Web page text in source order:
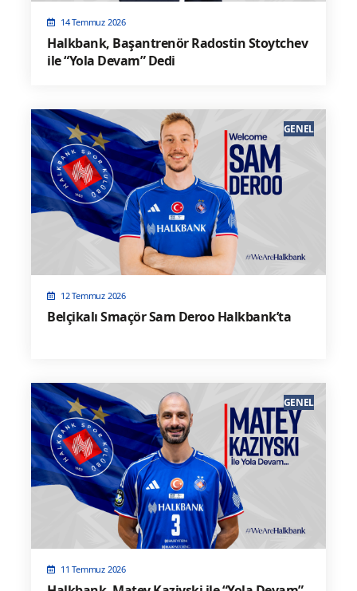
14 Temmuz 2026
Halkbank, Başantrenör Radostin Stoytchev
ile “Yola Devam” Dedi
12 Temmuz 2026
Belçikalı Smaçör Sam Deroo Halkbank’ta
GENEL
11 Temmuz 2026
GENEL